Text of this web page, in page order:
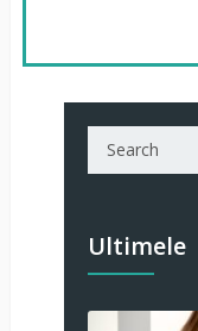
Ultimele